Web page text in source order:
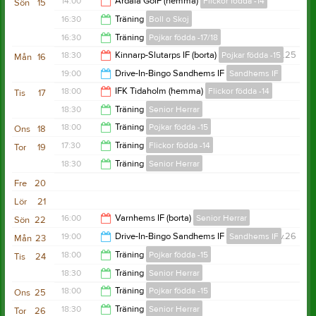
16:00
15
Sön
16:00
16:30 Träning Boll o Skoj
17:15
16:30 Träning Pojkar födda -17/18
17:30
16
Mån v.25
18:30 Kinnarp-Slutarps IF (borta) Pojkar födda -15
20:30
19:00 Drive-In-Bingo Sandhems IF Sandhems IF
22:00
17
Tis 18:00 IFK Tidaholm (hemma) Flickor födda -14
20:00
18:30 Träning Senior Herrar
20:00
18
Ons 18:00 Träning Pojkar födda -15
19:00
19
Tor 17:30 Träning Flickor födda -14
18:30 Träning Senior Herrar
20
Fre
21
Lör
22
Sön 16:00 Varnhems IF (borta) Senior Herrar
18:00
23
Mån v.26
19:00 Drive-In-Bingo Sandhems IF Sandhems IF
22:00
24
Tis 18:00 Träning Pojkar födda -15
19:00
18:30 Träning Senior Herrar
20:00
25
Ons 18:00 Träning Pojkar födda -15
26
Tor 18:30 Träning Senior Herrar